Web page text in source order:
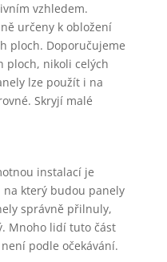
vzhledem.
určeny k obložení
ploch. Doporučujeme
ploch, nikoli celých
lze použít i na
Skryjí malé
instalací je
který budou panely
správně přilnuly,
Mnoho lidí tuto část
podle očekávání.